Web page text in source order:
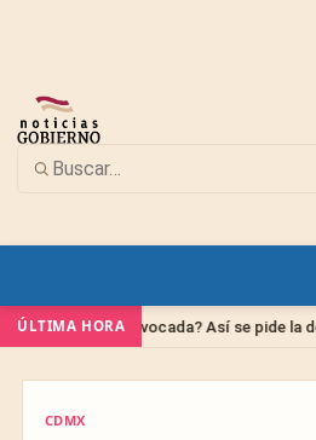
ÚLTIMA HORA
equivocada? Así se pide la devolución
CDMX